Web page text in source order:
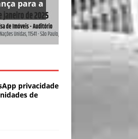
para a
privacidade
de